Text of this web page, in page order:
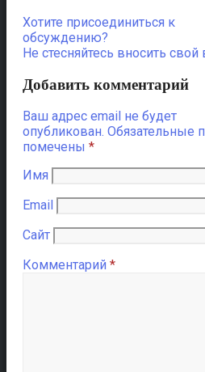
Хотите присоединиться к
обсуждению?
Не стесняйтесь вносить свой
Добавить комментарий
Ваш адрес email не будет
опубликован. Обязательные
помечены *
Имя
Email
Сайт
Комментарий *